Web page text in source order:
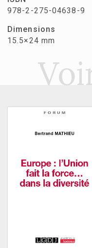
978-2-275-04638-9
Dimensions
15.5×24 mm